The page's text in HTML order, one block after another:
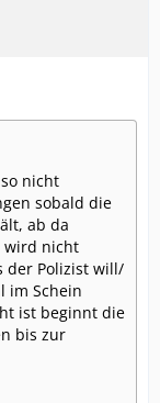
nicht
sobald die
ab da
wird nicht
der Polizist will/
im Schein
ist beginnt die
bis zur